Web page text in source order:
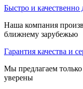
Быстро и качественно
Наша компания
ближнему зарубежью
Гарантия качества и
Мы предлагаем
уверены